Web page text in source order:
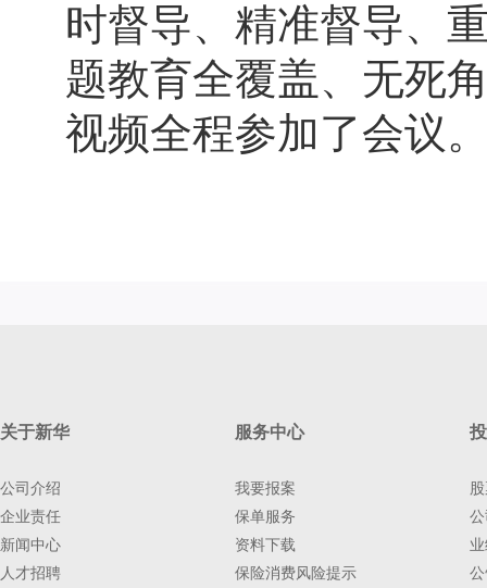
时督导、精准督导、
题教育全覆盖、无死
视频全程参加了会议
关于新华
公司介绍
企业责任
新闻中心
人才招聘
服务中心
我要报案
保单服务
资料下载
保险消费风险提示